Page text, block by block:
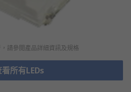
請參閲產品詳細資訊及規格
看所有LEDs